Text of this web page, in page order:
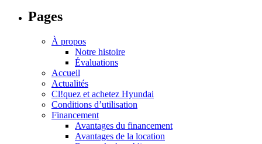
Pages
À propos
Notre histoire
Évaluations
Accueil
Actualités
Cl!quez et achetez Hyundai
Conditions d’utilisation
Financement
Avantages du financement
Avantages de la location